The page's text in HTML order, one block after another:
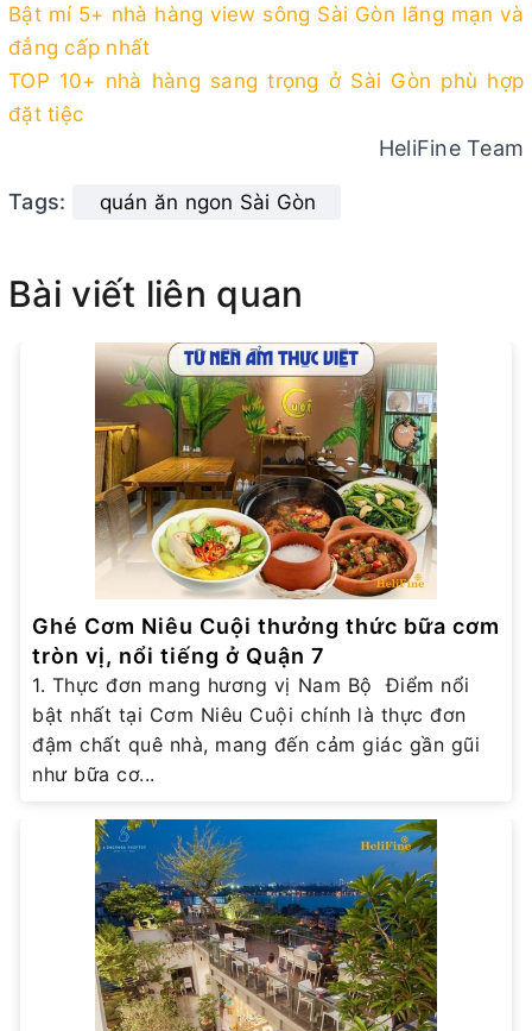
Bật mí 5+ nhà hàng view sông Sài Gòn lãng mạn và
đẳng cấp nhất
TOP 10+ nhà hàng sang trọng ở Sài Gòn phù hợp
đặt tiệc
HeliFine Team
Tags: quán ăn ngon Sài Gòn
Bài viết liên quan
Ghé Cơm Niêu Cuội thưởng thức bữa cơm
tròn vị, nổi tiếng ở Quận 7
1. Thực đơn mang hương vị Nam Bộ Điểm nổi
bật nhất tại Cơm Niêu Cuội chính là thực đơn
đậm chất quê nhà, mang đến cảm giác gần gũi
như bữa cơ...